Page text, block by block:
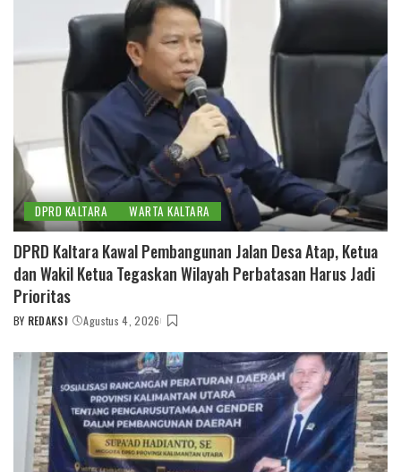
DPRD KALTARA WARTA KALTARA
DPRD Kaltara Kawal Pembangunan Jalan Desa Atap, Ketua
dan Wakil Ketua Tegaskan Wilayah Perbatasan Harus Jadi
Prioritas
POSTED
BY REDAKSI Agustus 4, 2026